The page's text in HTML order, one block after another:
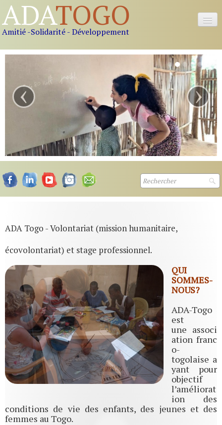
ADATOGO
Amitié -Solidarité - Développement
Accueil
Nous connaitre
Nos actions
Contact
S'inscrire
‹ ›
ADA Togo - Volontariat (mission humanitaire,
écovolontariat) et stage professionnel.
QUI
SOMMES-
NOUS?
ADA-Togo
est
une associ
ation franc
o-
togolaise a
yant pour
objectif
l’améliorat
ion des
conditions de vie des enfants, des jeunes et des
femmes au Togo.